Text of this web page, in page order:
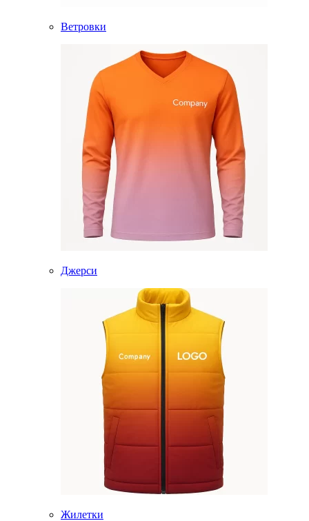
Ветровки
Джерси
Жилетки